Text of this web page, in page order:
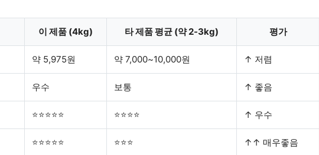
이 제품 (4kg) 타 제품 평균 (약 2-3kg) 평가
약 5,975원 약 7,000~10,000원 ↑ 저렴
우수 보통 ↑ 좋음
⭐⭐⭐⭐⭐ ⭐⭐⭐⭐ ↑ 우수
⭐⭐⭐⭐⭐ ⭐⭐⭐ ↑↑ 매우좋음